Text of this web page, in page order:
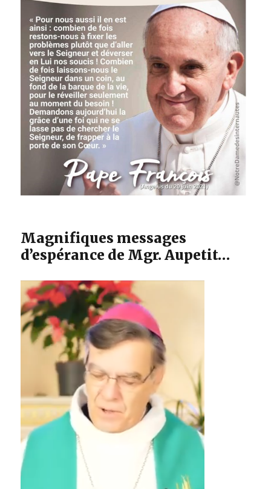
Magnifiques messages
d’espérance de Mgr. Aupetit…